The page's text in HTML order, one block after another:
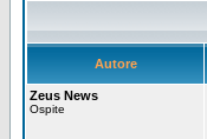
Autore
Zeus News
Ospite